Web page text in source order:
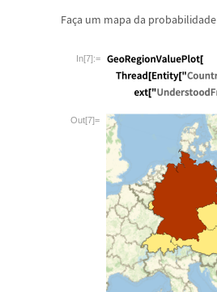
Faça um mapa da
In[7]:=
Out[7]=